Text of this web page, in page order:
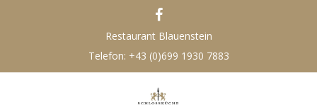
Restaurant Blauenstein
Telefon: +43 (0)699 1930 7883